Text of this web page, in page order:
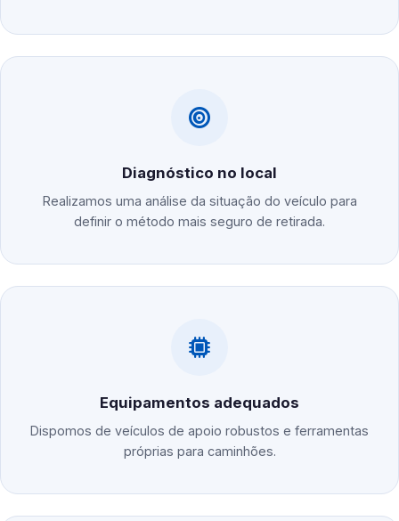
Diagnóstico no local
Realizamos uma análise da situação do veículo para
definir o método mais seguro de retirada.
Equipamentos adequados
Dispomos de veículos de apoio robustos e ferramentas
próprias para caminhões.